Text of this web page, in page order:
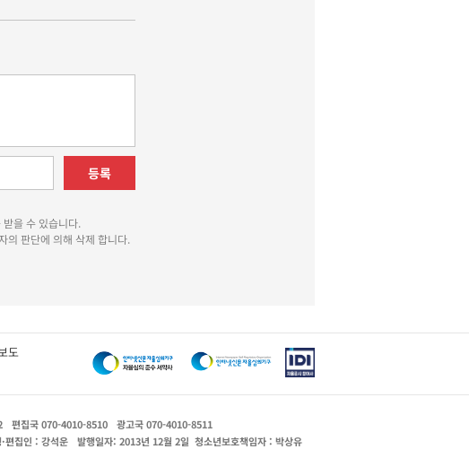
등록
을 수 있습니다.
의 판단에 의해 삭제 합니다.
도
편집국 070-4010-8510
광고국 070-4010-8511
편집인 : 강석운 발행일자: 2013년 12월 2일 청소년보호책임자 : 박상유